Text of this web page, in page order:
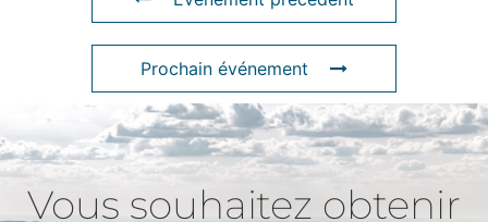
Prochain événement
Vous souhaitez obtenir